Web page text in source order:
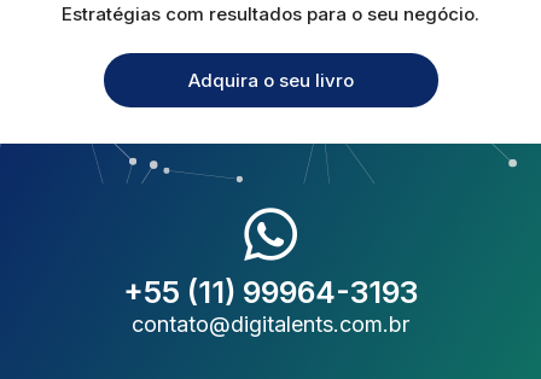
Estratégias com resultados para o seu negócio.
Adquira o seu livro
+55 (11) 99964-3193
contato@digitalents.com.br